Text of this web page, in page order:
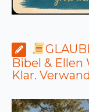
Bibel &
Klar.